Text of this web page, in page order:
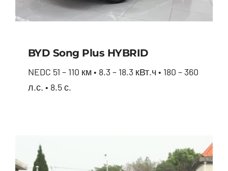
BYD Song Plus HYBRID
NEDC 51 – 110 км • 8.3 – 18.3 кВт.ч • 180 – 360
л.с. • 8.5 с.